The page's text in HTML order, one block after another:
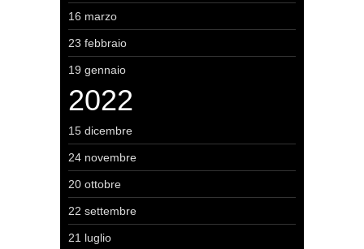
16 marzo
23 febbraio
19 gennaio
2022
15 dicembre
24 novembre
20 ottobre
22 settembre
21 luglio